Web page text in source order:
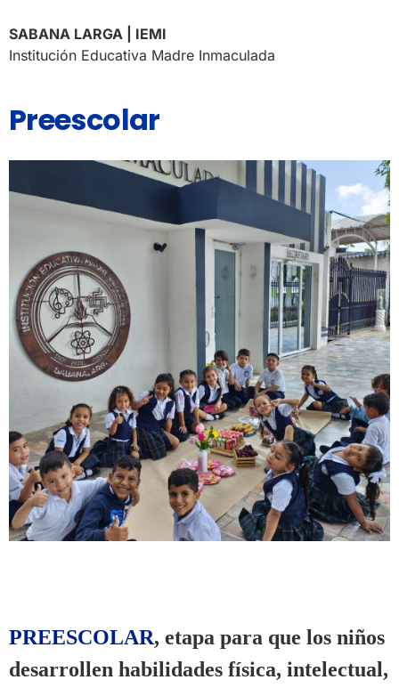
SABANA LARGA | IEMI
Institución Educativa Madre Inmaculada
Preescolar
PREESCOLAR, etapa para que los niños
desarrollen habilidades física, intelectual,